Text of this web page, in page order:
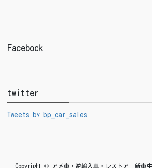
Facebook
twitter
Tweets by bp_car_sales
Copyright © アメ車・逆輸入車・レストア 新車中